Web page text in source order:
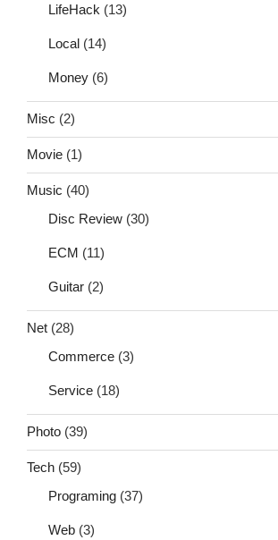
LifeHack (13)
Local (14)
Money (6)
Misc (2)
Movie (1)
Music (40)
Disc Review (30)
ECM (11)
Guitar (2)
Net (28)
Commerce (3)
Service (18)
Photo (39)
Tech (59)
Programing (37)
Web (3)